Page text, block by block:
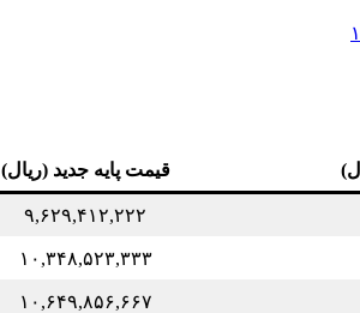
قیمت پایه جدید (ریال)
۹,۶۲۹,۴۱۲,۲۲۲
۱۰,۳۴۸,۵۲۳,۳۳۳
۱۰,۶۴۹,۸۵۶,۶۶۷